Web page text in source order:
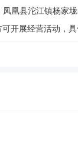
凤凰县沱江镇杨家垅